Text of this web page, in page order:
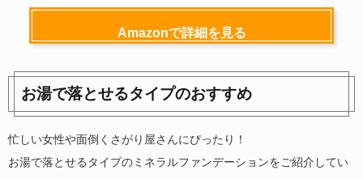
Amazonで詳細を見る
お湯で落とせるタイプのおすすめ
忙しい女性や面倒くさがり屋さんにぴったり！
お湯で落とせるタイプのミネラルファンデーションをご紹介してい